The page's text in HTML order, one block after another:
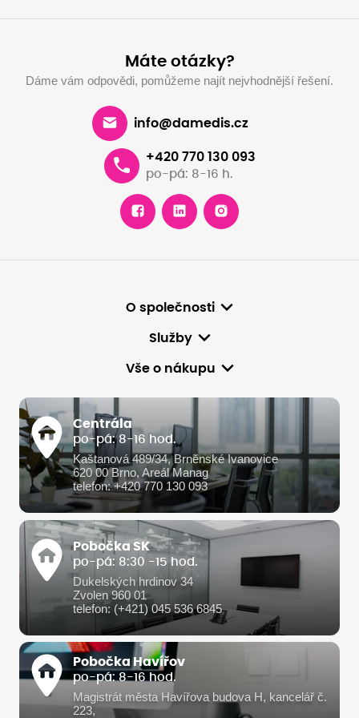
Máte otázky?
Dáme vám odpovědi, pomůžeme najít nejvhodnější řešení.
info@damedis.cz
+420 770 130 093
po-pá: 8-16 h.
O společnosti
Služby
Vše o nákupu
Centrála
po-pá: 8-16 hod.
Kaštanová 489/34, Brněnské Ivanovice
620 00 Brno, Areál Manag
telefon: +420 770 130 093
Pobočka SK
po-pá: 8:30 -15 hod.
Dukelských hrdinov 34
Zvolen 960 01
telefon: (+421) 045 536 6845
Pobočka Havířov
po-pá: 8-16 hod.
Magistrát města Havířova budova H, kancelář č.
223,